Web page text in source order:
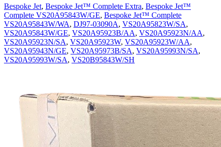
Bespoke Jet, Bespoke Jet™ Complete Extra, Bespoke Jet™
Complete VS20A95843W/GE, Bespoke Jet™ Complete
VS20A95843W/WA, DJ97-03090A, VS20A95823W/SA,
VS20A95843W/GE, VS20A95923B/AA, VS20A95923N/AA,
VS20A95923N/SA, VS20A95923W, VS20A95923W/AA,
VS20A95943N/GE, VS20A95973B/SA, VS20A95993N/SA,
VS20A95993W/SA, VS20B95843W/SH